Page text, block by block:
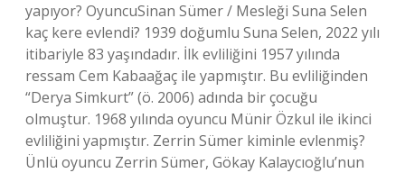
yapıyor? OyuncuSinan Sümer / Mesleği Suna Selen
kaç kere evlendi? 1939 doğumlu Suna Selen, 2022 yılı
itibariyle 83 yaşındadır. İlk evliliğini 1957 yılında
ressam Cem Kabaağaç ile yapmıştır. Bu evliliğinden
“Derya Simkurt” (ö. 2006) adında bir çocuğu
olmuştur. 1968 yılında oyuncu Münir Özkul ile ikinci
evliliğini yapmıştır. Zerrin Sümer kiminle evlenmiş?
Ünlü oyuncu Zerrin Sümer, Gökay Kalaycıoğlu’nun